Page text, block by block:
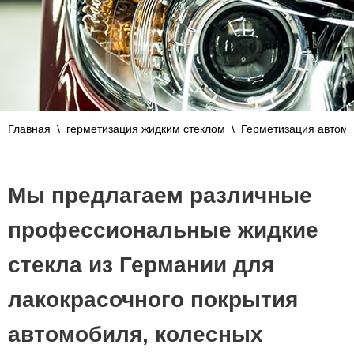
Главная \ герметизация жидким стеклом \ Герметизация
Мы предлагаем различные
профессиональные жидкие
стекла из Германии для
лакокрасочного покрытия
автомобиля, колесных